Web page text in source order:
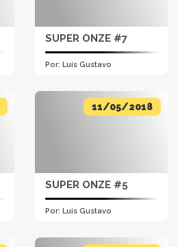
SUPER ONZE #7
Por: Luís Gustavo
11/05/2018
SUPER ONZE #5
Por: Luís Gustavo